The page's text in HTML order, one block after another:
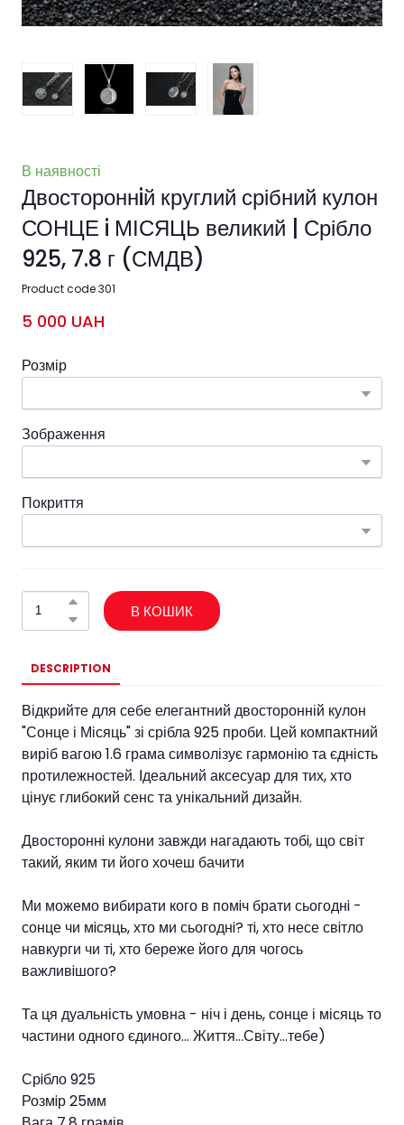
В наявності
Двостороннiй круглий срібний кулон
СОНЦЕ i МІСЯЦЬ великий | Срібло
925, 7.8 г (СМДВ)
Product code 301
5 000 UAH
Розмір
Зображення
Покриття
В КОШИК
DESCRIPTION
Відкрийте для себе елегантний двосторонній кулон
"Сонце і Місяць" зі срібла 925 проби. Цей компактний
виріб вагою 1.6 грама символізує гармонію та єдність
протилежностей. Ідеальний аксесуар для тих, хто
цінує глибокий сенс та унікальний дизайн.
Двостороннi кулони завжди нагадають тобi, що світ
такий, яким ти його хочеш бачити
Ми можемо вибирати кого в помiч брати сьогоднi -
сонце чи мiсяць, хто ми сьогоднi? тi, хто несе свiтло
навкурги чи тi, хто береже його для чогось
важливiшого?
Та ця дуальність умовна - ніч і день, сонце і місяць то
частини одного єдиного... Життя...Світу...тебе)
Срiбло 925
Розмiр 25мм